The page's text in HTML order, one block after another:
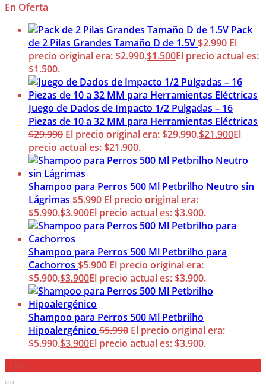
En Oferta
Pack
de 2 Pilas Grandes Tamaño D de 1.5V$2.990 El
precio original era: $2.990.$1.500El precio actual es:
$1.500.
Juego de Dados de Impacto 1/2 Pulgadas – 16
Piezas de 10 a 32 MM para Herramientas Eléctricas
$29.990 El precio original era: $29.990.$21.900El
precio actual es: $21.900.
Shampoo para Perros 500 Ml Petbrilho Neutro sin
Lágrimas $5.990 El precio original era:
$5.990.$3.900El precio actual es: $3.900.
Shampoo para Perros 500 Ml Petbrilho para
Cachorros $5.900 El precio original era:
$5.900.$3.900El precio actual es: $3.900.
Shampoo para Perros 500 Ml Petbrilho
Hipoalergénico $5.990 El precio original era:
$5.990.$3.900El precio actual es: $3.900.